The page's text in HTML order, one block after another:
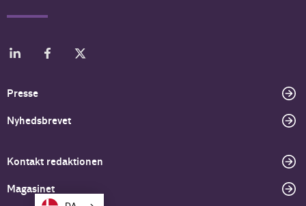
Presse
Nyhedsbrevet
Kontakt redaktionen
Magasinet